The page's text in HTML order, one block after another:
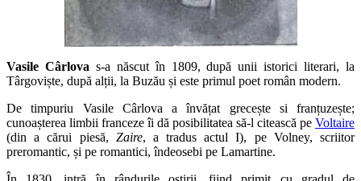
Vasile Cârlova s-a născut în 1809, după unii istorici literari, la
Târgoviște, după alții, la Buzău și este primul poet român modern.
De timpuriu Vasile Cârlova a învățat grecește si franțuzește;
cunoașterea limbii franceze îi dă posibilitatea să-l citească pe Voltaire
(din a cărui piesă, Zaire, a tradus actul I), pe Volney, scriitor
preromantic, și pe romantici, îndeosebi pe Lamartine.